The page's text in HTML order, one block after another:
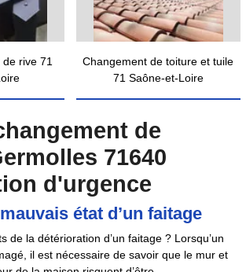
rive 71
Changement de toiture et tuile
71 Saône-et-Loire
de
71640
d'urgence
état d’un faitage
de la détérioration d’un faitage ? Lorsqu’un
il est nécessaire de savoir que le mur et